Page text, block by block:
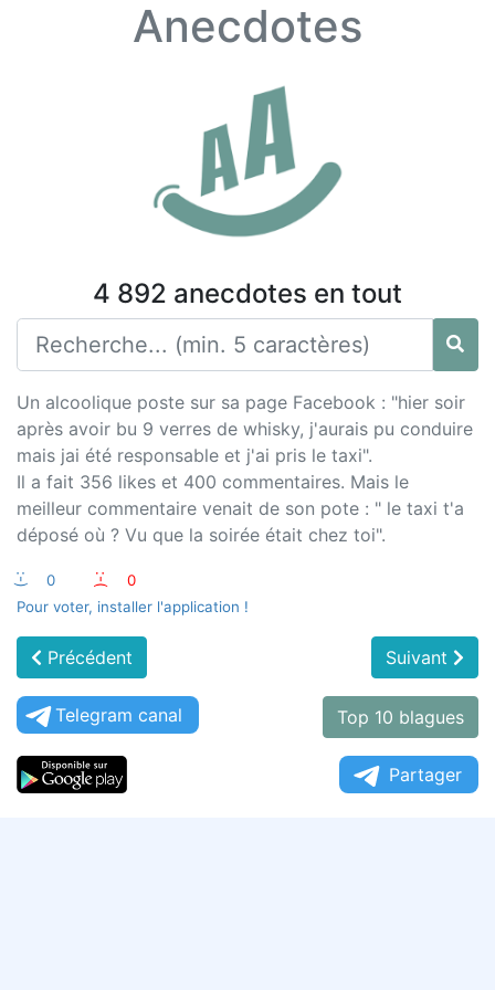
Anecdotes
4 892 anecdotes en tout
Un alcoolique poste sur sa page Facebook : "hier soir
après avoir bu 9 verres de whisky, j'aurais pu conduire
mais jai été responsable et j'ai pris le taxi".
Il a fait 356 likes et 400 commentaires. Mais le
meilleur commentaire venait de son pote : " le taxi t'a
déposé où ? Vu que la soirée était chez toi".
:-) 0 :-(
0
Pour voter, installer l'application !
Précédent Suivant
Telegram canal Top 10 blagues
Partager